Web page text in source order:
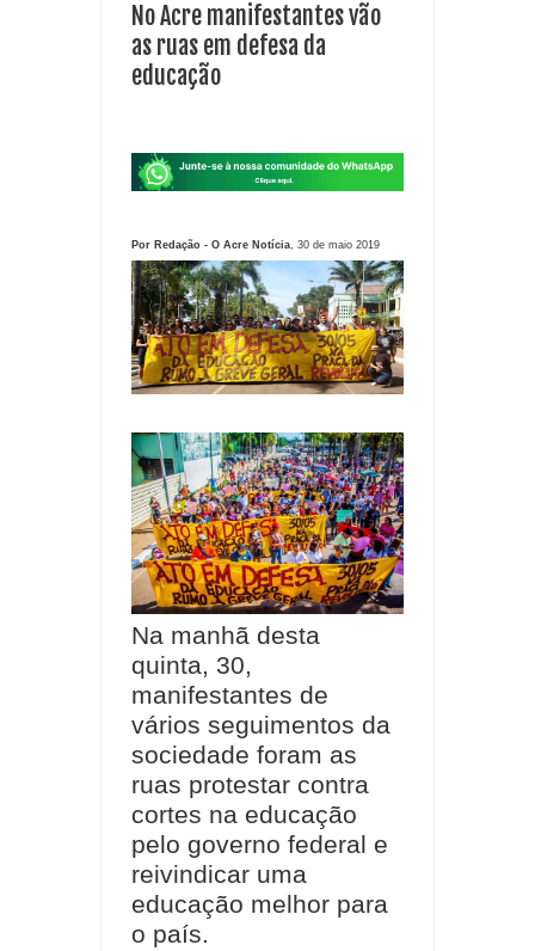
No Acre manifestantes vão
as ruas em defesa da
educação
Por Redação - O Acre Notícia , 30 de maio 2019
Na manhã desta
quinta, 30,
manifestantes de
vários seguimentos da
sociedade foram as
ruas protestar contra
cortes na educação
pelo governo federal e
reivindicar uma
educação melhor para
o país.